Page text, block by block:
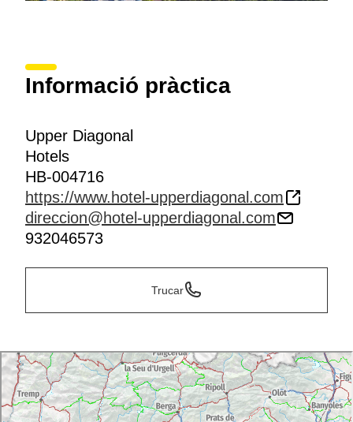
Informació pràctica
Upper Diagonal
Hotels
HB-004716
https://www.hotel-upperdiagonal.com
direccion@hotel-upperdiagonal.com
932046573
Trucar